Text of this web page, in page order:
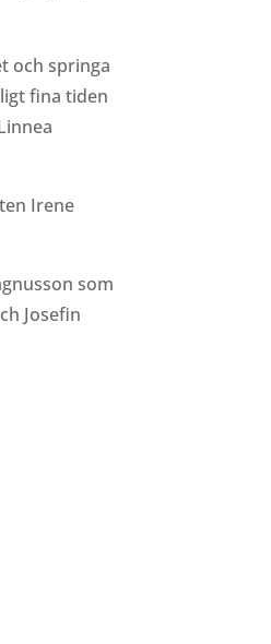
och springa
fina tiden
Irene
som
Josefin